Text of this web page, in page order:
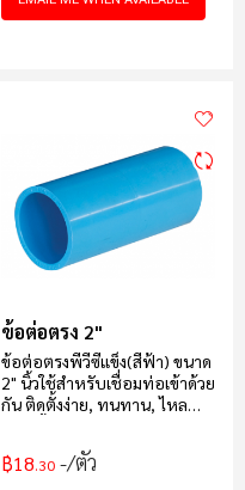
ข้อต่อตรง 2"
ข้อต่อตรงพีวีซีแข็ง(สีฟ้า) ขนาด
2" นิ้วใช้สำหรับเชื่อมท่อเข้าด้วย
กัน ติดตั้งง่าย, ทนทาน, ไหล
฿18.30 /ตัว